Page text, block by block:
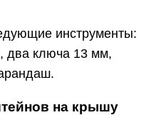
инструменты:
два ключа 13 мм,
на крышу